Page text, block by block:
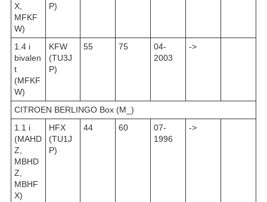
X,
MFKF
W)
P)
1.4 i
bivalen
t
(MFKF
W)
KFW
(TU3J
P)
55 75
04-
2003
->
CITROEN BERLINGO Box (M_)
1.1 i
(MAHD
Z,
MBHD
Z,
MBHF
X)
HFX
(TU1J
P)
44 60
07-
1996
->